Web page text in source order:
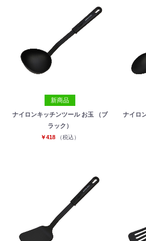
新商品
ナイロンキッチンツール お玉 （ブ
ラック）
￥418 （税込）
ナイロ